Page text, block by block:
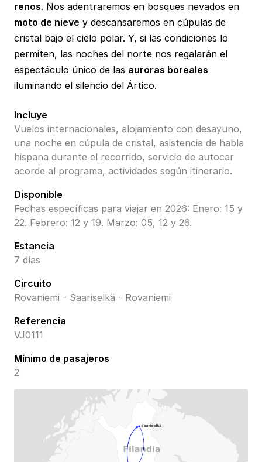
renos. Nos adentraremos en bosques nevados en
moto de nieve y descansaremos en cúpulas de
cristal bajo el cielo polar. Y, si las condiciones lo
permiten, las noches del norte nos regalarán el
espectáculo único de las auroras boreales
iluminando el silencio del Ártico.
Incluye
Vuelos internacionales, alojamiento con desayuno,
una noche en cúpula de cristal, asistencia de habla
hispana durante el recorrido, servicio de autocar
acorde al programa, actividades según itinerario.
Disponible
Fechas específicas para viajar en 2026: Enero: 15 y
22. Febrero: 12 y 19. Marzo: 05, 12 y 26.
Estancia
7 días
Circuito
Rovaniemi - Saariselkä - Rovaniemi
Referencia
VJ0111
Mínimo de pasajeros
2